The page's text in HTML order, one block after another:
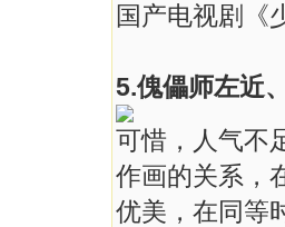
国产电视剧《
5.傀儡师左近
可惜，人气不
作画的关系，
优美，在同等